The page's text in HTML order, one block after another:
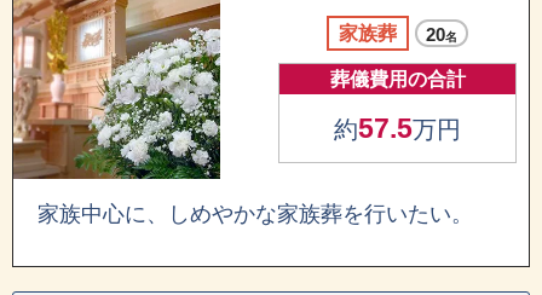
家族葬 20名
葬儀費用の合計
約57.5万円
家族中心に、しめやかな家族葬を行いたい。